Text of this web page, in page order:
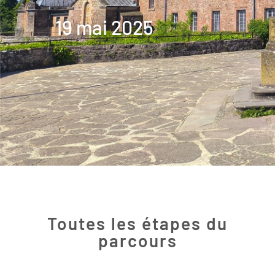
19 mai 2025
Toutes les étapes du
parcours